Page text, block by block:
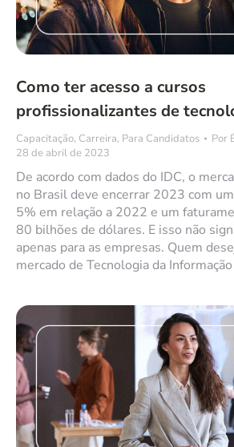
Como ter acesso a cursos
profissionalizantes de
Capacitação, Carreira, Para Candidatos Por
28 de abril de 2023
De acordo com dados do IDC, o
no Brasil deve encerrar 2023 com
5% em relação a 2022 e um
80 bilhões de dólares. E isso não
apenas para as empresas. Quem
mercado de Tecnologia da